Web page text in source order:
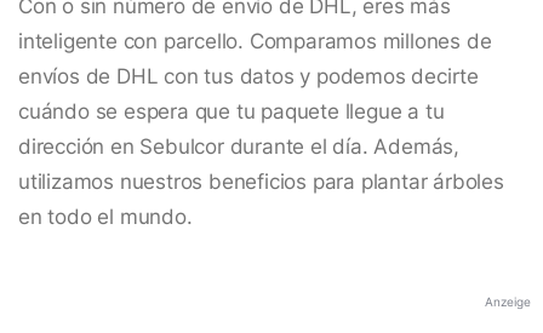
Con o sin número de envío de DHL, eres más
inteligente con parcello. Comparamos millones de
envíos de DHL con tus datos y podemos decirte
cuándo se espera que tu paquete llegue a tu
dirección en Sebulcor durante el día. Además,
utilizamos nuestros beneficios para plantar árboles
en todo el mundo.
Anzeige